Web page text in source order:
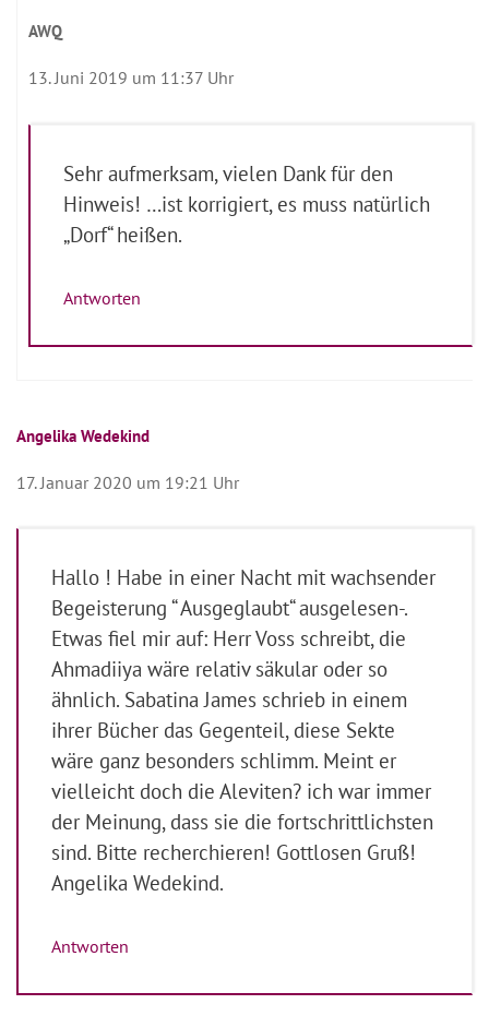
AWQ
13. Juni 2019 um 11:37 Uhr
Sehr aufmerksam, vielen Dank für den
Hinweis! …ist korrigiert, es muss natürlich
„Dorf“ heißen.
Antworten
Angelika Wedekind
17. Januar 2020 um 19:21 Uhr
Hallo ! Habe in einer Nacht mit wachsender
Begeisterung “ Ausgeglaubt“ ausgelesen-.
Etwas fiel mir auf: Herr Voss schreibt, die
Ahmadiiya wäre relativ säkular oder so
ähnlich. Sabatina James schrieb in einem
ihrer Bücher das Gegenteil, diese Sekte
wäre ganz besonders schlimm. Meint er
vielleicht doch die Aleviten? ich war immer
der Meinung, dass sie die fortschrittlichsten
sind. Bitte recherchieren! Gottlosen Gruß!
Angelika Wedekind.
Antworten